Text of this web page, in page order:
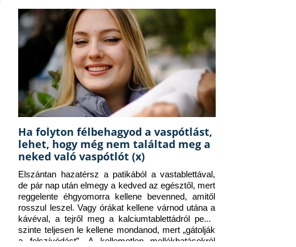
Ha folyton félbehagyod a vaspótlást,
lehet, hogy még nem találtad meg a
neked való vaspótlót (x)
Elszántan hazatérsz a patikából a vastablettával,
de pár nap után elmegy a kedved az egésztől, mert
reggelente éhgyomorra kellene bevenned, amitől
rosszul leszel. Vagy órákat kellene várnod utána a
kávéval, a tejről meg a kalciumtablettádról pedig
szinte teljesen le kellene mondanod, mert „gátolják
a felszívódást”. A kellemetlen mellékhatásokról